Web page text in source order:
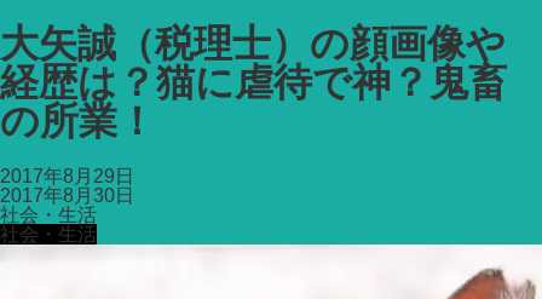
大矢誠（税理士）の顔画像や
経歴は？猫に虐待で神？鬼畜
の所業！
2017年8月29日
2017年8月30日
社会・生活
社会・生活